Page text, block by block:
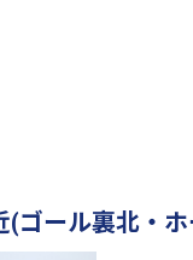
ール裏北・ホ